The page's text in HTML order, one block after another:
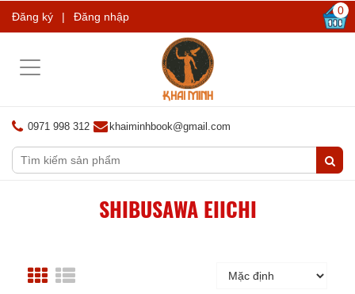
Đăng ký | Đăng nhập 0
Toggle
0971 998 312 khaiminhbook@gmail.com
SHIBUSAWA EIICHI